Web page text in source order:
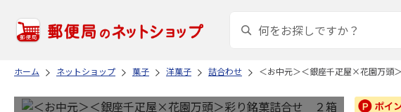
ホーム ネットショップ 菓子 洋菓子 詰合わせ ＜お中元＞＜銀座千疋屋×花園万頭